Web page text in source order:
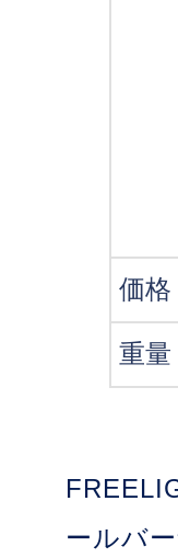
価格
重量
ールバ